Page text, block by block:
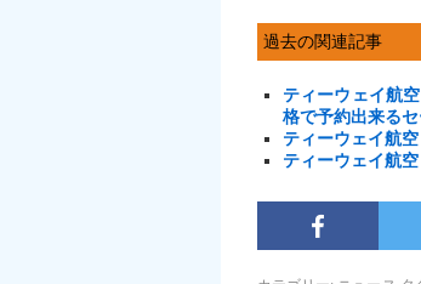
過去の関連記事
ティーウェイ航
格で予約出来るセ
ティーウェイ航
ティーウェイ航